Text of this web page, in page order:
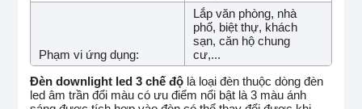
Phạm vi ứng dụng:
Lắp văn phòng, nhà
phố, biệt thự, khách
sạn, căn hộ chung
cư,...
Đèn downlight led 3 chế độ là loại đèn thuộc dòng đèn
led âm trần đổi màu có ưu điểm nổi bật là 3 màu ánh